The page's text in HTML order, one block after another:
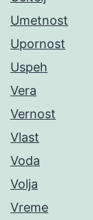
Umetnost
Upornost
Uspeh
Vera
Vernost
Vlast
Voda
Volja
Vreme